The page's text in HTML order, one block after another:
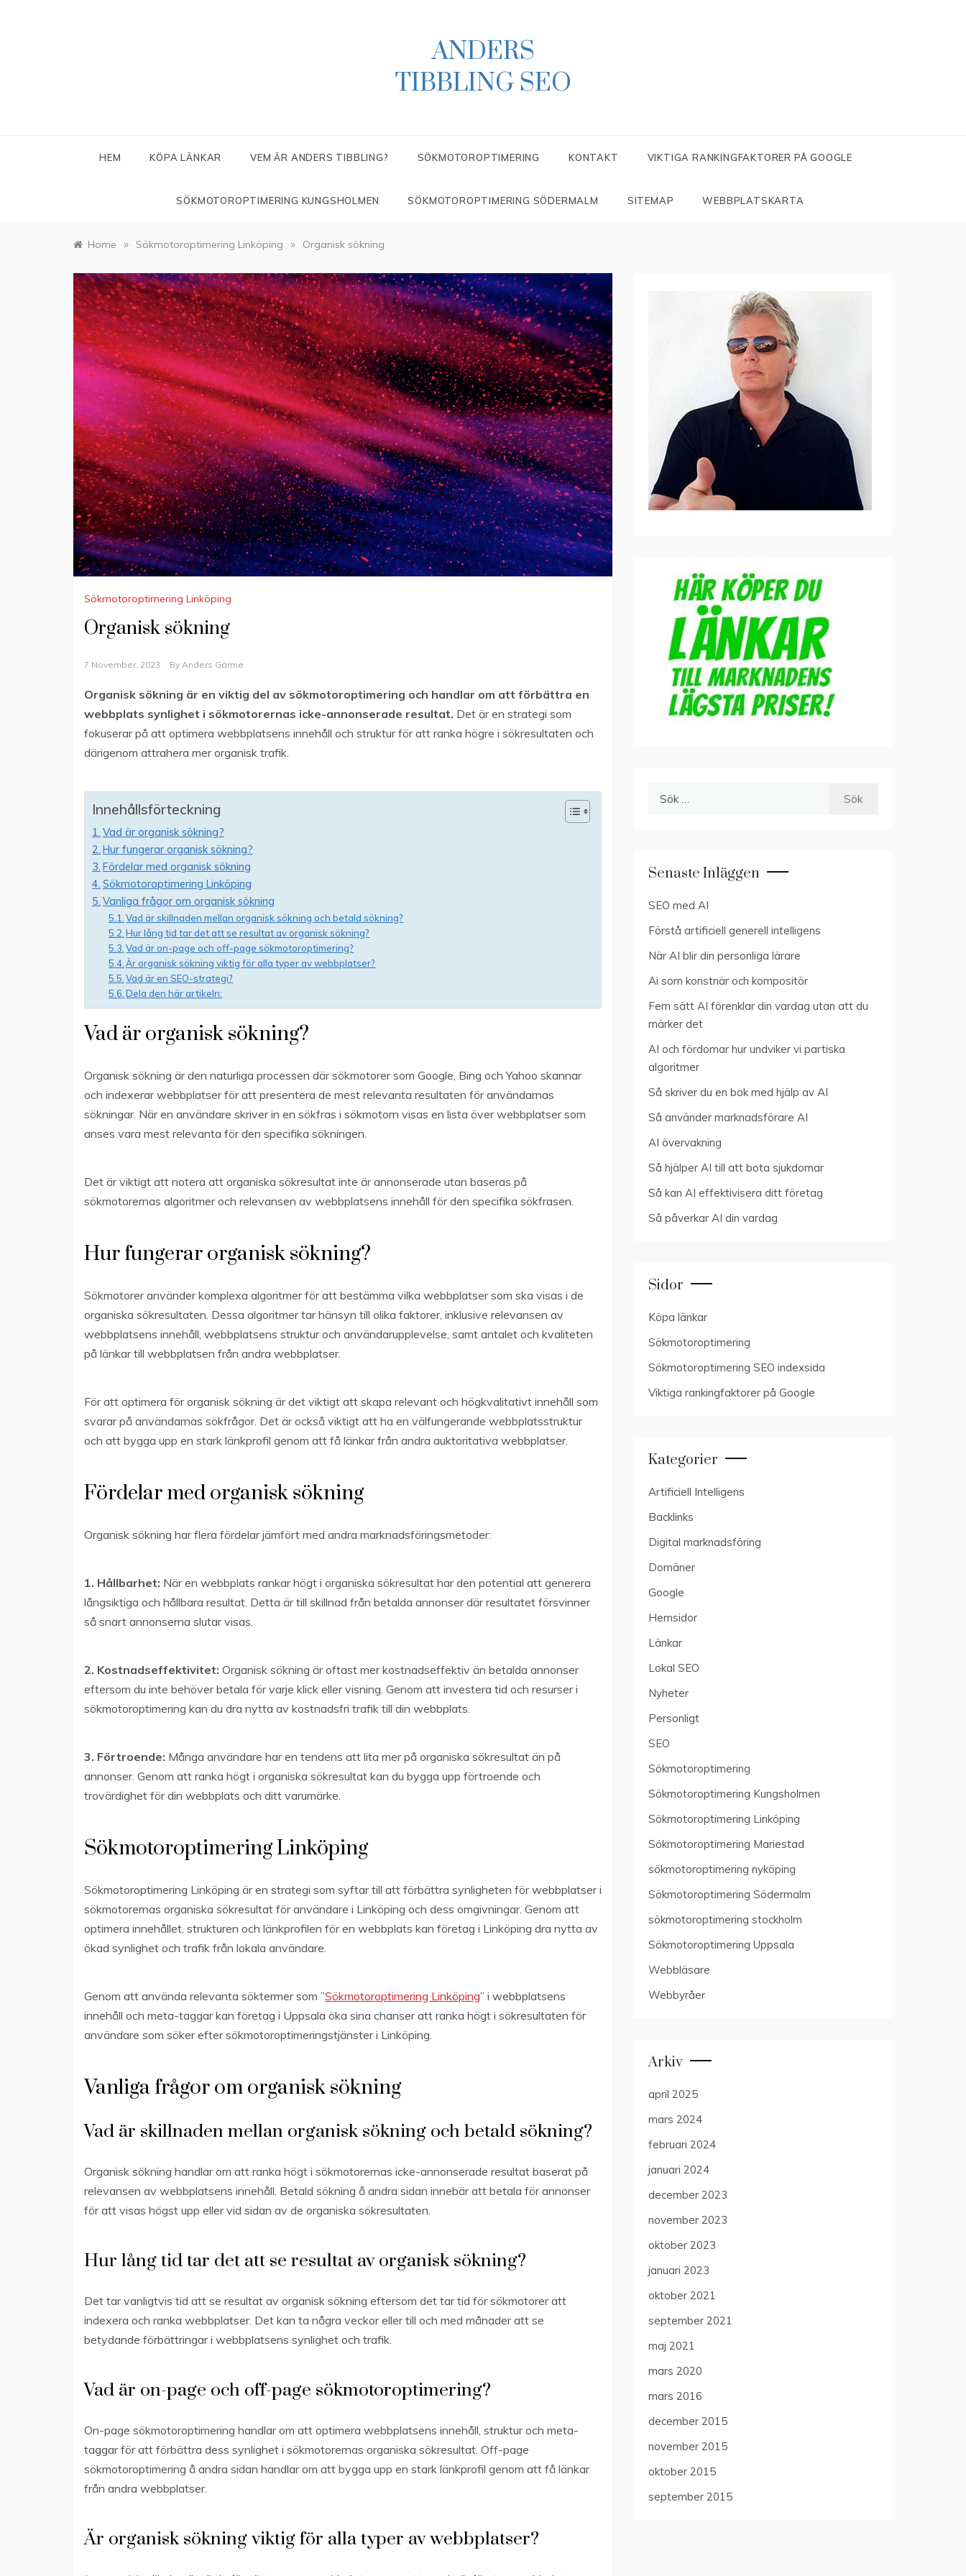
ANDERS
TIBBLING SEO
HEM KÖPA LÄNKAR VEM ÄR ANDERS TIBBLING? SÖKMOTOROPTIMERING KONTAKT VIKTIGA RANKINGFAKTORER PÅ GOOGLE
SÖKMOTOROPTIMERING KUNGSHOLMEN SÖKMOTOROPTIMERING SÖDERMALM SITEMAP WEBBPLATSKARTA
Home » Sökmotoroptimering Linköping » Organisk sökning
Sökmotoroptimering Linköping
Organisk sökning
7 November, 2023 By Anders Gärme
Organisk sökning är en viktig del av sökmotoroptimering och handlar om att förbättra en
webbplats synlighet i sökmotorernas icke-annonserade resultat. Det är en strategi som
fokuserar på att optimera webbplatsens innehåll och struktur för att ranka högre i sökresultaten och
därigenom attrahera mer organisk trafik.
Innehållsförteckning
Vad är organisk sökning?
Hur fungerar organisk sökning?
Fördelar med organisk sökning
Sökmotoroptimering Linköping
Vanliga frågor om organisk sökning
Vad är skillnaden mellan organisk sökning och betald sökning?
Hur lång tid tar det att se resultat av organisk sökning?
Vad är on-page och off-page sökmotoroptimering?
Är organisk sökning viktig för alla typer av webbplatser?
Vad är en SEO-strategi?
Dela den här artikeln:
Vad är organisk sökning?
Organisk sökning är den naturliga processen där sökmotorer som Google, Bing och Yahoo skannar
och indexerar webbplatser för att presentera de mest relevanta resultaten för användarnas
sökningar. När en användare skriver in en sökfras i sökmotorn visas en lista över webbplatser som
anses vara mest relevanta för den specifika sökningen.
Det är viktigt att notera att organiska sökresultat inte är annonserade utan baseras på
sökmotorernas algoritmer och relevansen av webbplatsens innehåll för den specifika sökfrasen.
Hur fungerar organisk sökning?
Sökmotorer använder komplexa algoritmer för att bestämma vilka webbplatser som ska visas i de
organiska sökresultaten. Dessa algoritmer tar hänsyn till olika faktorer, inklusive relevansen av
webbplatsens innehåll, webbplatsens struktur och användarupplevelse, samt antalet och kvaliteten
på länkar till webbplatsen från andra webbplatser.
För att optimera för organisk sökning är det viktigt att skapa relevant och högkvalitativt innehåll som
svarar på användarnas sökfrågor. Det är också viktigt att ha en välfungerande webbplatsstruktur
och att bygga upp en stark länkprofil genom att få länkar från andra auktoritativa webbplatser.
Fördelar med organisk sökning
Organisk sökning har flera fördelar jämfört med andra marknadsföringsmetoder:
1. Hållbarhet: När en webbplats rankar högt i organiska sökresultat har den potential att generera
långsiktiga och hållbara resultat. Detta är till skillnad från betalda annonser där resultatet försvinner
så snart annonserna slutar visas.
2. Kostnadseffektivitet: Organisk sökning är oftast mer kostnadseffektiv än betalda annonser
eftersom du inte behöver betala för varje klick eller visning. Genom att investera tid och resurser i
sökmotoroptimering kan du dra nytta av kostnadsfri trafik till din webbplats.
3. Förtroende: Många användare har en tendens att lita mer på organiska sökresultat än på
annonser. Genom att ranka högt i organiska sökresultat kan du bygga upp förtroende och
trovärdighet för din webbplats och ditt varumärke.
Sökmotoroptimering Linköping
Sökmotoroptimering Linköping är en strategi som syftar till att förbättra synligheten för webbplatser i
sökmotorernas organiska sökresultat för användare i Linköping och dess omgivningar. Genom att
optimera innehållet, strukturen och länkprofilen för en webbplats kan företag i Linköping dra nytta av
ökad synlighet och trafik från lokala användare.
Genom att använda relevanta söktermer som ”Sökmotoroptimering Linköping” i webbplatsens
innehåll och meta-taggar kan företag i Uppsala öka sina chanser att ranka högt i sökresultaten för
användare som söker efter sökmotoroptimeringstjänster i Linköping.
Vanliga frågor om organisk sökning
Vad är skillnaden mellan organisk sökning och betald sökning?
Organisk sökning handlar om att ranka högt i sökmotorernas icke-annonserade resultat baserat på
relevansen av webbplatsens innehåll. Betald sökning å andra sidan innebär att betala för annonser
för att visas högst upp eller vid sidan av de organiska sökresultaten.
Hur lång tid tar det att se resultat av organisk sökning?
Det tar vanligtvis tid att se resultat av organisk sökning eftersom det tar tid för sökmotorer att
indexera och ranka webbplatser. Det kan ta några veckor eller till och med månader att se
betydande förbättringar i webbplatsens synlighet och trafik.
Vad är on-page och off-page sökmotoroptimering?
On-page sökmotoroptimering handlar om att optimera webbplatsens innehåll, struktur och meta-
taggar för att förbättra dess synlighet i sökmotorernas organiska sökresultat. Off-page
sökmotoroptimering å andra sidan handlar om att bygga upp en stark länkprofil genom att få länkar
från andra webbplatser.
Är organisk sökning viktig för alla typer av webbplatser?
Senaste Inläggen
SEO med AI
Förstå artificiell generell intelligens
När AI blir din personliga lärare
Ai som konstnär och kompositör
Fem sätt AI förenklar din vardag utan att du
märker det
AI och fördomar hur undviker vi partiska
algoritmer
Så skriver du en bok med hjälp av AI
Så använder marknadsförare AI
AI övervakning
Så hjälper AI till att bota sjukdomar
Så kan AI effektivisera ditt företag
Så påverkar AI din vardag
Sidor
Köpa länkar
Sökmotoroptimering
Sökmotoroptimering SEO indexsida
Viktiga rankingfaktorer på Google
Kategorier
Artificiell Intelligens
Backlinks
Digital marknadsföring
Domäner
Google
Hemsidor
Länkar
Lokal SEO
Nyheter
Personligt
SEO
Sökmotoroptimering
Sökmotoroptimering Kungsholmen
Sökmotoroptimering Linköping
Sökmotoroptimering Mariestad
sökmotoroptimering nyköping
Sökmotoroptimering Södermalm
sökmotoroptimering stockholm
Sökmotoroptimering Uppsala
Webbläsare
Webbyråer
Arkiv
april 2025
mars 2024
februari 2024
januari 2024
december 2023
november 2023
oktober 2023
januari 2023
oktober 2021
september 2021
maj 2021
mars 2020
mars 2016
december 2015
november 2015
oktober 2015
september 2015